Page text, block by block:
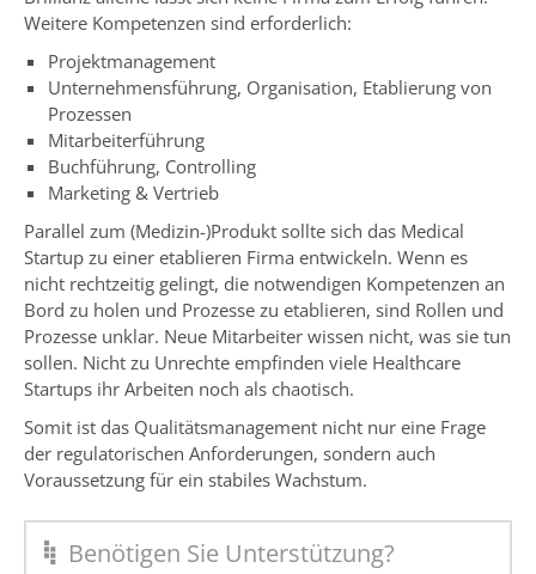
Weitere Kompetenzen sind erforderlich:
Projektmanagement
Unternehmensführung, Organisation, Etablierung von
Prozessen
Mitarbeiterführung
Buchführung, Controlling
Marketing & Vertrieb
Parallel zum (Medizin-)Produkt sollte sich das Medical
Startup zu einer etablieren Firma entwickeln. Wenn es
nicht rechtzeitig gelingt, die notwendigen Kompetenzen an
Bord zu holen und Prozesse zu etablieren, sind Rollen und
Prozesse unklar. Neue Mitarbeiter wissen nicht, was sie tun
sollen. Nicht zu Unrechte empfinden viele Healthcare
Startups ihr Arbeiten noch als chaotisch.
Somit ist das Qualitätsmanagement nicht nur eine Frage
der regulatorischen Anforderungen, sondern auch
Voraussetzung für ein stabiles Wachstum.
Benötigen Sie Unterstützung?